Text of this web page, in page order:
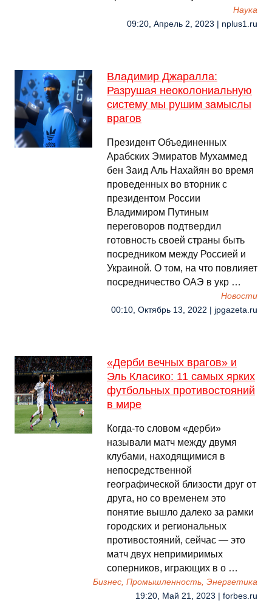
Наука
09:20, Апрель 2, 2023 | nplus1.ru
Владимир Джаралла:
Разрушая неоколониальную
систему мы рушим замыслы
врагов
Президент Объединенных
Арабских Эмиратов Мухаммед
бен Заид Аль Нахайян во время
проведенных во вторник с
президентом России
Владимиром Путиным
переговоров подтвердил
готовность своей страны быть
посредником между Россией и
Украиной. О том, на что повлияет
посредничество ОАЭ в укр …
Новости
00:10, Октябрь 13, 2022 | jpgazeta.ru
«Дерби вечных врагов» и
Эль Класико: 11 самых ярких
футбольных противостояний
в мире
Когда-то словом «дерби»
называли матч между двумя
клубами, находящимися в
непосредственной
географической близости друг от
друга, но со временем это
понятие вышло далеко за рамки
городских и региональных
противостояний, сейчас — это
матч двух непримиримых
соперников, играющих в о …
Бизнес, Промышленность, Энергетика
19:20, Май 21, 2023 | forbes.ru